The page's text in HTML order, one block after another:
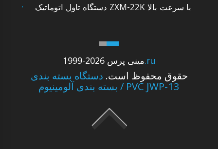
1999-2026 مینی پرس.ru
حقوق محفوظ است. دستگاه بسته بندی
بسته بندی آلومینیوم / PVC JWP-13
دستگاه تاول اتوماتیک ZXM-22K با سرعت بالا